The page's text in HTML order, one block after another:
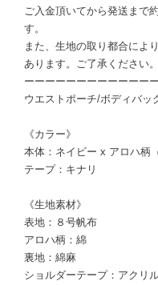
ご入金頂いてから発送まで
す。
また、生地の取り都合によ
あります。ご了承ください。
ーーーーーーーーーーーー
ウエストポーチ/ボディバッ
《カラー》
本体：ネイビー x アロハ柄
テープ：キナリ
《生地素材》
表地：８号帆布
アロハ柄：綿
裏地：綿麻
ショルダーテープ：アクリ